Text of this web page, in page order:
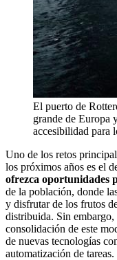
El puerto de
grande de Europa
accesibilidad para
Uno de los retos
los próximos años es el
ofrezca oportunidades
de la población, donde
y disfrutar de los frutos
distribuida. Sin
consolidación de este
de nuevas tecnologías
automatización de tareas.